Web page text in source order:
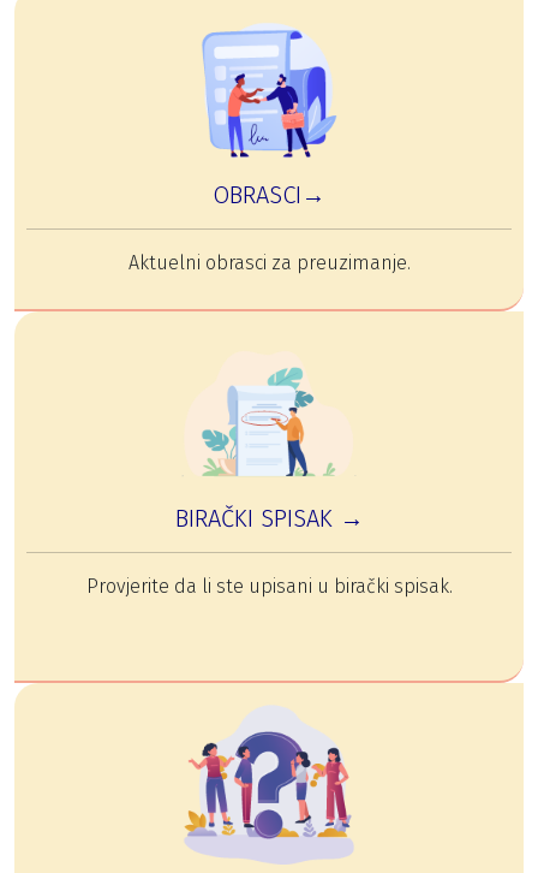
OBRASCI→
Aktuelni obrasci za preuzimanje.
BIRAČKI SPISAK →
Provjerite da li ste upisani u birački spisak.